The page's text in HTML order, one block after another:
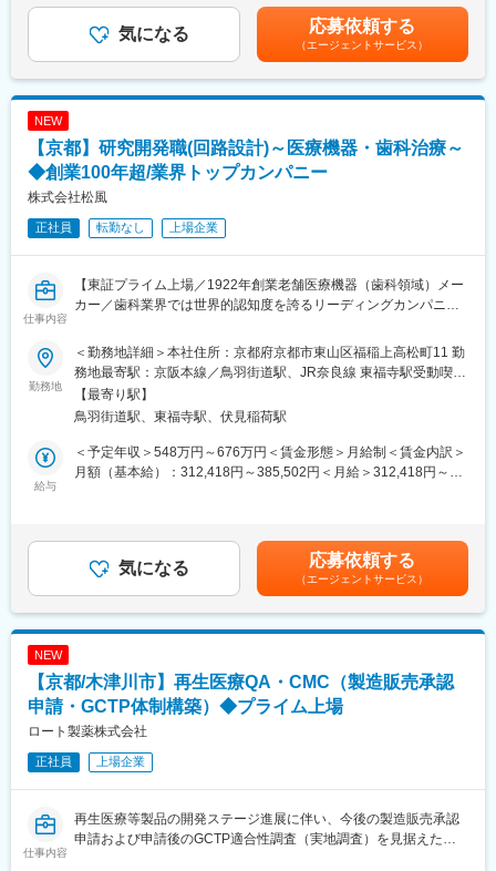
プとなるよう、柔軟に対応できる環境が整っています。
・入社時、京都に引越しが必要な方には礼金・引越代の補助を行
■当社について：
当社は、医療用分析装置と体外診断用医薬品のメーカーです。特
に、糖尿病検査装置の分野では国内トップクラスの地位を築いて
60％、社内のグローバル化も進行中です。
・ISO13485およびQMS要求事項への適合性確認
・設計変更時のQMS観点での確認・管理
・品質関連文書（手順書・記録類）の整備・管理
医療機器・体外診断薬に求められる安全性・有効性・機能性を、
仕組みとして保証するQAとして、専門性の高いメンバーと協働し
ながら、アークレイグループの品質保証体制を構築していただき
ます。
■キャリアパス：
アパスを用意しており、ご自身の希望を尊重したキャリアステッ
プとなるよう、柔軟に対応できる環境が整っています。
■その他：
研究開発チームは「機械」「電気」「試薬」「ソフト」が1つの大
きなチームとなり、横連携しながら開発設計をしています。設計
品質管理のチームは、これらのチームと携わりながら業務を進め
京都市営地下鉄・鞍馬口駅から徒歩5分。室町時代から伝わる日本
庭園「擁翠園（ようすいえん）」の中に京都研究所があります。
変更の範囲：会社の定める業務
の負担は御座います。実費負担となります。礼金が15万（単
身）、25万（家族帯同）、仲介手数料家賃1ヶ月分も会社負担と
なります。賃金はあくまでも目安の金額であり、選考を通じて上
下する可能性があります。月給(月額)は固定手当を含めた表記で
す。
気になる 応募依頼する
（エージェントサービス）
NEW
【京都】研究開発職(回路設計)～医療機器・歯科治療～
◆創業100年超/業界トップカンパニー
株式会社松風
正社員 転勤なし 上場企業
仕事内容
【東証プライム上場／1922年創業老舗医療機器（歯科領域）メー
カー／歯科業界では世界的認知度を誇るリーディングカンパニ
■仕事内容：
歯科用デジタル機器の製品開発業務を担当頂きます。歯科治療は
他の治療領域に先駆けてデジタル化が大幅に進み、グローバルで
デジタル機器の開発が盛んに行われています。
・歯科医療の領域で使用される各種電子、電気機器の、電気回路
の設計開発業務、組み込みソフトウェア
・市場調査、製品設計立案
■社風：
・アットホームで中途入社でも馴染みやすい落ち着いた雰囲気が
やりがいのある環境です。
■当社の特徴：
創業100年となる当社は、経営基盤、商品力、働きやすさが整っ
た、歯科業界のリーディングカンパニーです。当社の製品は臨床
統の技術と最新のテクノロジーを駆使した独創的な技術を持っ
て、常に世界の歯科医療をリードしています。主力製品である人
勤務地
＜勤務地詳細＞本社住所：京都府京都市東山区福稲上高松町11 勤
務地最寄駅：京阪本線／鳥羽街道駅、JR奈良線 東福寺駅受動喫煙
対策：屋内全面禁煙変更の範囲：会社の定める事業所
【最寄り駅】
鳥羽街道駅、東福寺駅、伏見稲荷駅
給与
＜予定年収＞548万円～676万円＜賃金形態＞月給制＜賃金内訳＞
月額（基本給）：312,418円～385,502円＜月給＞312,418円～
額であり、選考を通じて上下する可能性があります。月給(月額)は
固定手当を含めた表記です。
気になる 応募依頼する
（エージェントサービス）
NEW
【京都/木津川市】再生医療QA・CMC（製造販売承認
申請・GCTP体制構築）◆プライム上場
ロート製薬株式会社
正社員 上場企業
仕事内容
再生医療等製品の開発ステージ進展に伴い、今後の製造販売承認
申請および申請後のGCTP適合性調査（実地調査）を見据えた